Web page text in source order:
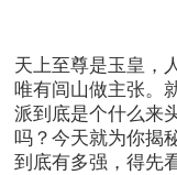
天上至尊是玉皇，
唯有闾山做主张。
派到底是个什么来
吗？今天就为你揭
到底有多强，得先